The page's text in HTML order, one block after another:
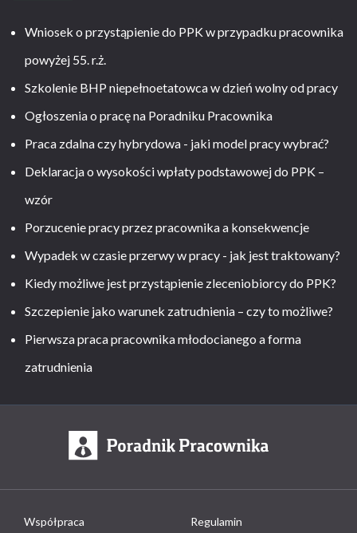
Wniosek o przystąpienie do PPK w przypadku pracownika
powyżej 55. r.ż.
Szkolenie BHP niepełnoetatowca w dzień wolny od pracy
Ogłoszenia o pracę na Poradniku Pracownika
Praca zdalna czy hybrydowa - jaki model pracy wybrać?
Deklaracja o wysokości wpłaty podstawowej do PPK –
wzór
Porzucenie pracy przez pracownika a konsekwencje
Wypadek w czasie przerwy w pracy - jak jest traktowany?
Kiedy możliwe jest przystąpienie zleceniobiorcy do PPK?
Szczepienie jako warunek zatrudnienia – czy to możliwe?
Pierwsza praca pracownika młodocianego a forma
zatrudnienia
Współpraca Regulamin